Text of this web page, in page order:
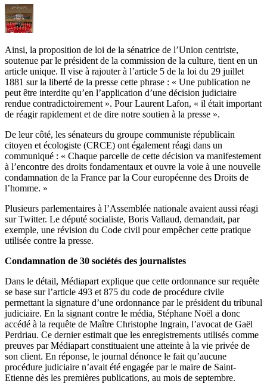
Ainsi, la proposition de loi de la sénatrice de l’Union centriste,
soutenue par le président de la commission de la culture, tient en un
article unique. Il vise à rajouter à l’article 5 de la loi du 29 juillet
1881 sur la liberté de la presse cette phrase : « Une publication ne
peut être interdite qu’en l’application d’une décision judiciaire
rendue contradictoirement ». Pour Laurent Lafon, « il était important
de réagir rapidement et de dire notre soutien à la presse ».
De leur côté, les sénateurs du groupe communiste républicain
citoyen et écologiste (CRCE) ont également réagi dans un
communiqué : « Chaque parcelle de cette décision va manifestement
à l’encontre des droits fondamentaux et ouvre la voie à une nouvelle
condamnation de la France par la Cour européenne des Droits de
l’homme. »
Plusieurs parlementaires à l’Assemblée nationale avaient aussi réagi
sur Twitter. Le député socialiste, Boris Vallaud, demandait, par
exemple, une révision du Code civil pour empêcher cette pratique
utilisée contre la presse.
Condamnation de 30 sociétés des journalistes
Dans le détail, Médiapart explique que cette ordonnance sur requête
se base sur l’article 493 et 875 du code de procédure civile
permettant la signature d’une ordonnance par le président du tribunal
judiciaire. En la signant contre le média, Stéphane Noël a donc
accédé à la requête de Maître Christophe Ingrain, l’avocat de Gaël
Perdriau. Ce dernier estimait que les enregistrements utilisés comme
preuves par Médiapart constituaient une atteinte à la vie privée de
son client. En réponse, le journal dénonce le fait qu’aucune
procédure judiciaire n’avait été engagée par le maire de Saint-
Etienne dès les premières publications, au mois de septembre.